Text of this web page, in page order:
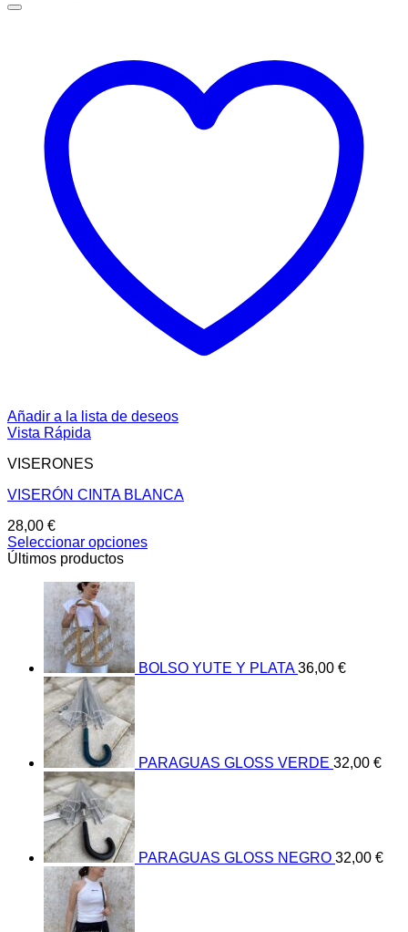
Añadir a la lista de deseos
Vista Rápida
VISERONES
VISERÓN CINTA BLANCA
28,00 €
Seleccionar opciones
Este
múltiples
variantes.
opciones
pueden
página
producto
Últimos productos
BOLSO YUTE Y PLATA 36,00 €
PARAGUAS GLOSS VERDE 32,00 €
PARAGUAS GLOSS NEGRO 32,00 €